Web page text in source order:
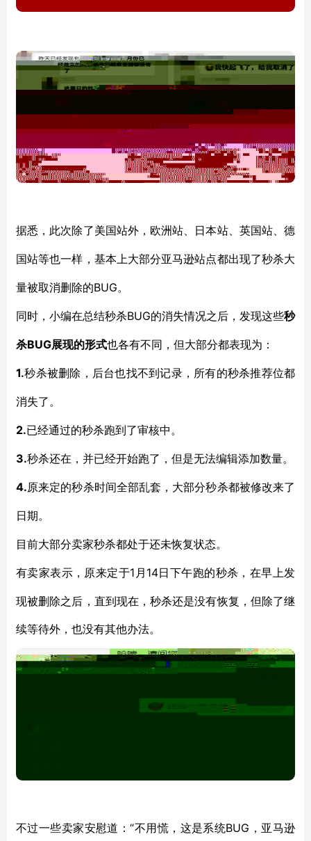
据悉，此次除了美国站外，欧洲站、日本站、英国站、德
国站等也一样，基本上大部分亚马逊站点都出现了秒杀大
量被取消删除的BUG。
同时，小编在总结秒杀BUG的消失情况之后，发现这些秒
杀BUG展现的形式也各有不同，但大部分都表现为：
1.秒杀被删除，后台也找不到记录，所有的秒杀推荐位都
消失了。
2.已经通过的秒杀跑到了审核中。
3.秒杀还在，并已经开始跑了，但是无法编辑添加数量。
4.原来定的秒杀时间全部乱套，大部分秒杀都被修改来了
日期。
目前大部分卖家秒杀都处于还未恢复状态。
有卖家表示，原来定于1月14日下午跑的秒杀，在早上发
现被删除之后，直到现在，秒杀还是没有恢复，但除了继
续等待外，也没有其他办法。
不过一些卖家安慰道：“不用慌，这是系统BUG，亚马逊